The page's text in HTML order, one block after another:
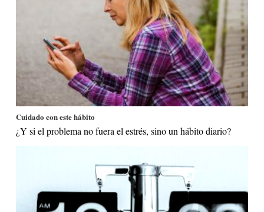
Cuidado con este hábito
¿Y si el problema no fuera el estrés, sino un hábito diario?